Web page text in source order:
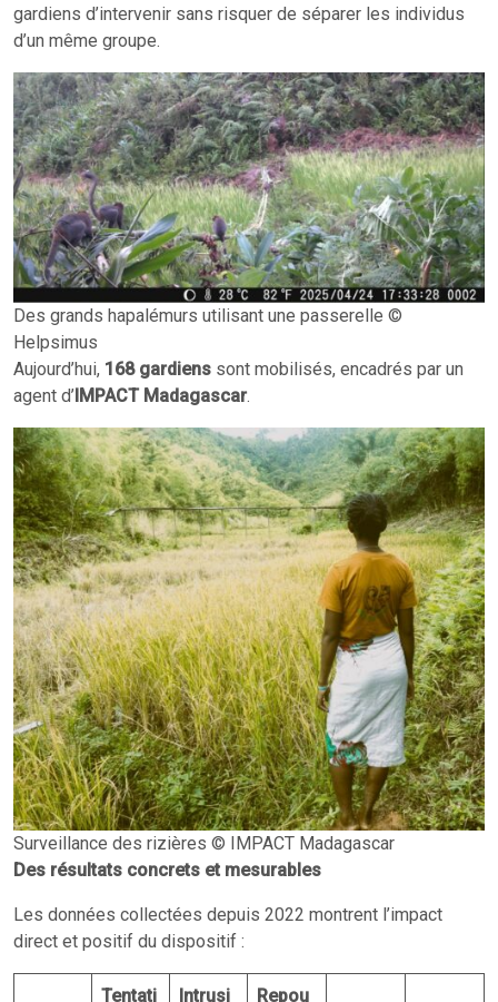
gardiens d’intervenir sans risquer de séparer les individus
d’un même groupe.
Des grands hapalémurs utilisant une passerelle ©
Helpsimus
Aujourd’hui, 168 gardiens sont mobilisés, encadrés par un
agent d’ IMPACT Madagascar.
Surveillance des rizières © IMPACT Madagascar
Des résultats concrets et mesurables
Les données collectées depuis 2022 montrent l’impact
direct et positif du dispositif :
Tentati Intrusi Repou